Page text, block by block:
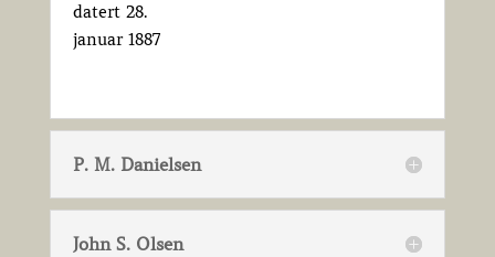
datert 28.
januar 1887
P. M. Danielsen
John S. Olsen